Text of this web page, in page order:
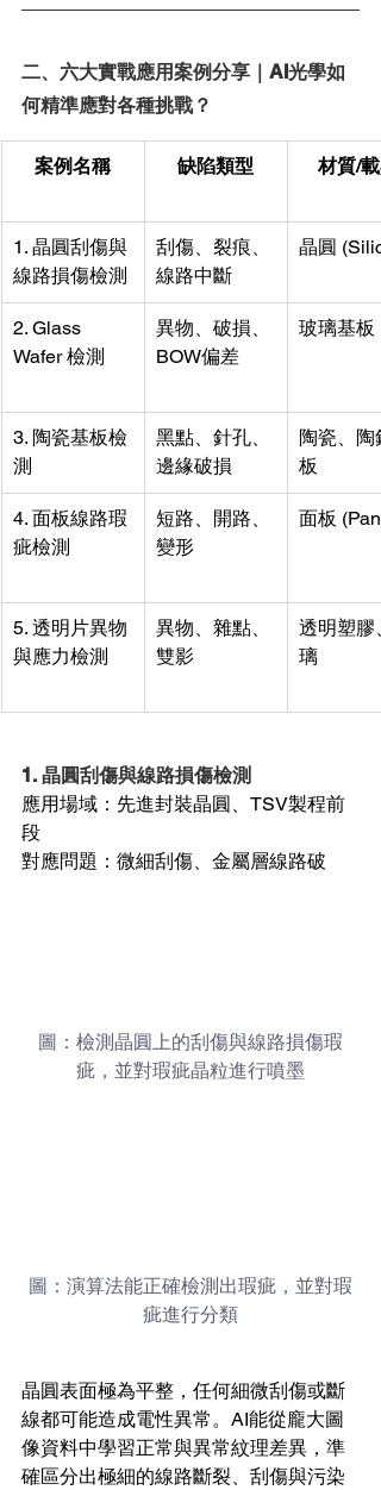
二、六大實戰應用案例分享｜AI光學如
何精準應對各種挑戰？
案例名稱 缺陷類型 材質/載
1. 晶圓刮傷與
線路損傷檢測
刮傷、裂痕、
線路中斷
晶圓
2. Glass
Wafer 檢測
異物、破損、
BOW偏差
玻璃基板
3. 陶瓷基板檢
測
黑點、針孔、
邊緣破損
陶瓷、陶
板
4. 面板線路瑕
疵檢測
短路、開路、
變形
面板
5. 透明片異物
與應力檢測
異物、雜點、
雙影
透明塑膠
璃
1. 晶圓刮傷與線路損傷檢測
應用場域：先進封裝晶圓、TSV製程前
段
對應問題：微細刮傷、金屬層線路破
圖：檢測晶圓上的刮傷與線路損傷瑕
疵，並對瑕疵晶粒進行噴墨
圖：演算法能正確檢測出瑕疵，並對瑕
疵進行分類
晶圓表面極為平整，任何細微刮傷或斷
線都可能造成電性異常。AI能從龐大圖
像資料中學習正常與異常紋理差異，準
確區分出極細的線路斷裂、刮傷與污染